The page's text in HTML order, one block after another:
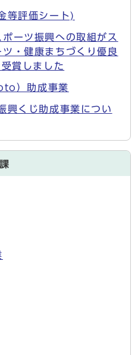
等評価シート)
ーツ振興への取組がス
・健康まちづくり優良
賞しました
）助成事業
興くじ助成事業につい